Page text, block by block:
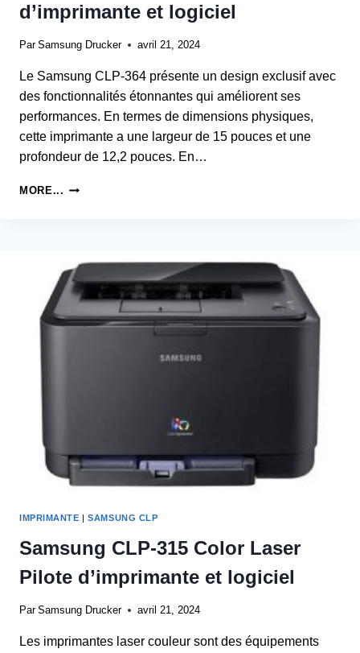
d’imprimante et logiciel
Par Samsung Drucker avril 21, 2024
Le Samsung CLP-364 présente un design exclusif avec
des fonctionnalités étonnantes qui améliorent ses
performances. En termes de dimensions physiques,
cette imprimante a une largeur de 15 pouces et une
profondeur de 12,2 pouces. En…
MORE... SAMSUNG
D’IMPRIMANTE
ET
LOGICIEL
IMPRIMANTE |SAMSUNG CLP
Samsung CLP-315 Color Laser
Pilote d’imprimante et logiciel
Par Samsung Drucker avril 21, 2024
Les imprimantes laser couleur sont des équipements